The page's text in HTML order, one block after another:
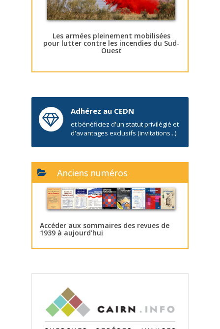
Les armées pleinement mobilisées
pour lutter contre les incendies du Sud-
Ouest
Adhérez au CEDN
et bénéficiez d'un statut privilégié et
d'avantages exclusifs (invitations...)
Anciens numéros
Accéder aux sommaires des revues de
1939 à aujourd’hui